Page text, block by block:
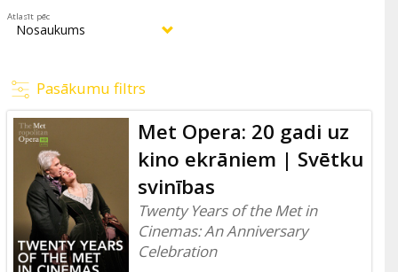
Atlasīt pēc
Pasākumu filtrs
Met Opera: 20 gadi uz
kino ekrāniem | Svētku
svinības
Twenty Years of the Met in
Cinemas: An Anniversary
Celebration